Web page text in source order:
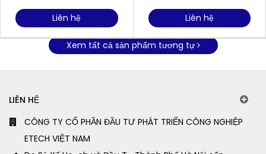
Liên hệ Liên hệ
Xem tất cả sản phẩm tương tự
LIÊN HỆ
CÔNG TY CỔ PHẦN ĐẦU TƯ PHÁT TRIỂN CÔNG NGHIỆP
ETECH VIỆT NAM